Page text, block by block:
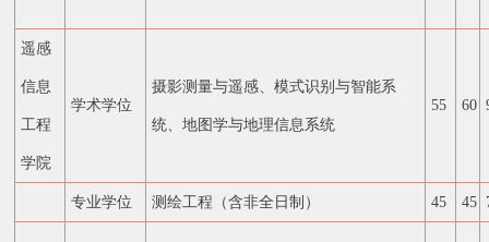
遥感
信息
工程
学院
学术学位
摄影测量与遥感、模式识别与智能系
统、地图学与地理信息系统
55 60
专业学位 测绘工程（含非全日制） 45 45